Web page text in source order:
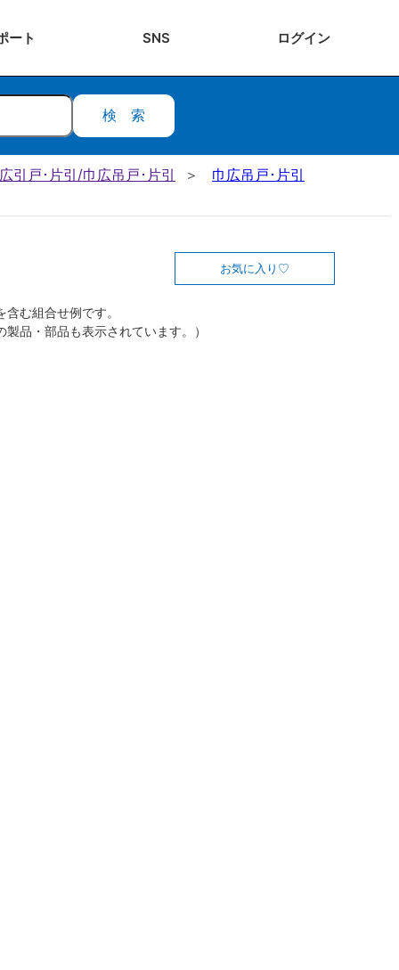
ート SNS ログイン
検索
引戸･片引/巾広吊戸･片引
巾広吊戸･片引
お気に入り
む組合せ例です。
製品・部品も表示されています。）